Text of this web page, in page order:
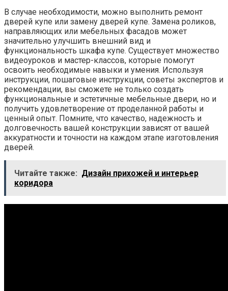
В случае необходимости, можно выполнить ремонт
дверей купе или замену дверей купе. Замена роликов,
направляющих или мебельных фасадов может
значительно улучшить внешний вид и
функциональность шкафа купе. Существует множество
видеоуроков и мастер-классов, которые помогут
освоить необходимые навыки и умения. Используя
инструкции, пошаговые инструкции, советы экспертов и
рекомендации, вы сможете не только создать
функциональные и эстетичные мебельные двери, но и
получить удовлетворение от проделанной работы и
ценный опыт. Помните, что качество, надежность и
долговечность вашей конструкции зависят от вашей
аккуратности и точности на каждом этапе изготовления
дверей.
Читайте также: Дизайн прихожей и интерьер
коридора